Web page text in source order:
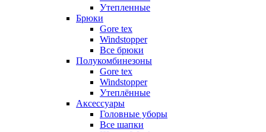
Утепленные
Брюки
Gore tex
Windstopper
Все брюки
Полукомбинезоны
Gore tex
Windstopper
Утеплённые
Аксессуары
Головные уборы
Все шапки